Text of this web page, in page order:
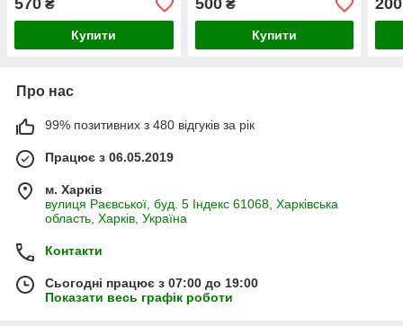
570 ₴
Купити
500₴
Купити
200
Про нас
99% позитивних з 480 відгуків за рік
Працює з 06.05.2019
м. Харків
вулиця Раєвської, буд. 5 Індекс 61068, Харківська
область, Харків, Україна
Контакти
Сьогодні працює з 07:00 до 19:00
Показати весь графік роботи